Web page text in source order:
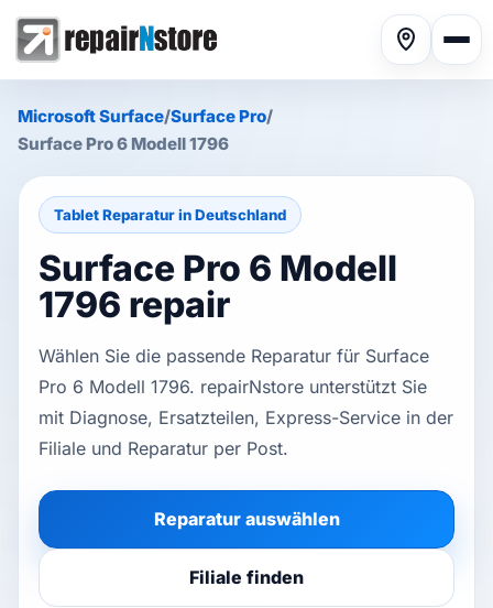
Phone repair
Tablet repair
Computer repair
Microsoft Surface/Surface Pro/
Surface Pro 6 Modell 1796
Tablet Reparatur in Deutschland
Surface Pro 6 Modell
1796 repair
Wählen Sie die passende Reparatur für Surface
Pro 6 Modell 1796. repairNstore unterstützt Sie
mit Diagnose, Ersatzteilen, Express-Service in der
Filiale und Reparatur per Post.
Reparatur auswählen
Filiale finden